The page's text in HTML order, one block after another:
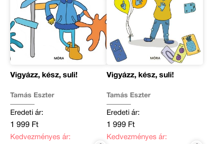
Vigyázz, kész, suli!
Tamás Eszter
Eredeti ár:
1 999 Ft
Kedvezményes ár:
Vigyázz, kész, suli!
Tamás Eszter
Eredeti ár:
1 999 Ft
Kedvezményes ár: